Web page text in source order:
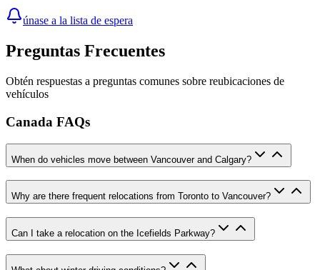
únase a la lista de espera
Preguntas Frecuentes
Obtén respuestas a preguntas comunes sobre reubicaciones de
vehículos
Canada FAQs
When do vehicles move between Vancouver and Calgary?
Why are there frequent relocations from Toronto to Vancouver?
Can I take a relocation on the Icefields Parkway?